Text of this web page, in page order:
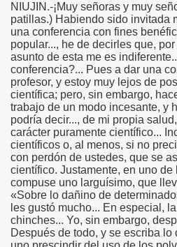
NIUJIN.-¡Muy señoras y muy
patillas.) Habiendo sido invitada
una conferencia con fines
popular..., he de decirles que,
asunto de esta me es
conferencia?... Pues a dar una
profesor, y estoy muy lejos de
científica; pero, sin embargo,
trabajo de un modo incesante, y
podría decir..., de mi propia
carácter puramente científico...
científicos o, al menos, si no
con perdón de ustedes, que se
científico. Justamente, en uno de
compuse uno larguísimo, que
«Sobre lo dañino de
les gustó mucho... En especial,
chinches... Yo, sin embargo,
Después de todo, y se escriba